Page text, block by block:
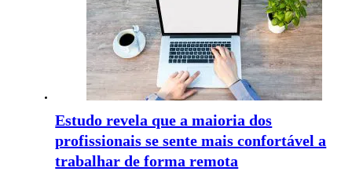
Estudo revela que a maioria dos
profissionais se sente mais confortável a
trabalhar de forma remota